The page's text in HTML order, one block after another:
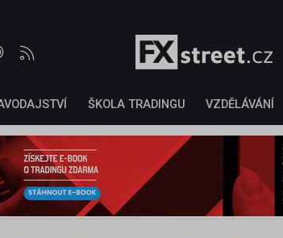
ŠKOLA TRADINGU VZDĚLÁVÁNÍ